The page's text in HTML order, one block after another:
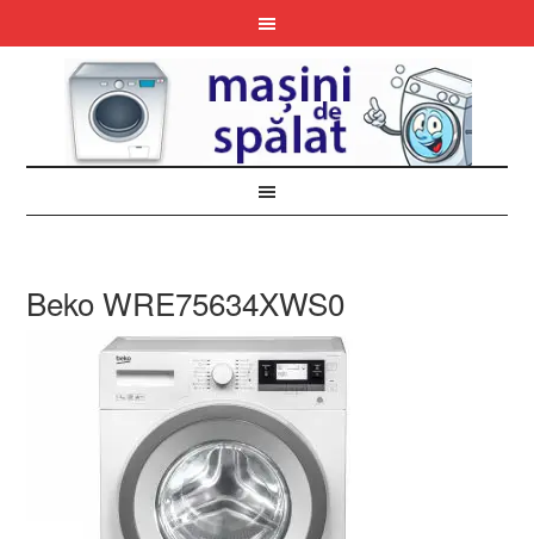
Beko WRE75634XWS0